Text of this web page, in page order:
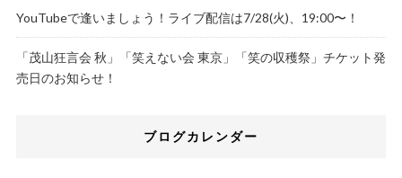
YouTubeで逢いましょう！ライブ配信は7/28(火)、19:00〜！
「茂山狂言会 秋」「笑えない会 東京」「笑の収穫祭」チケット発
売日のお知らせ！
ブログカレンダー